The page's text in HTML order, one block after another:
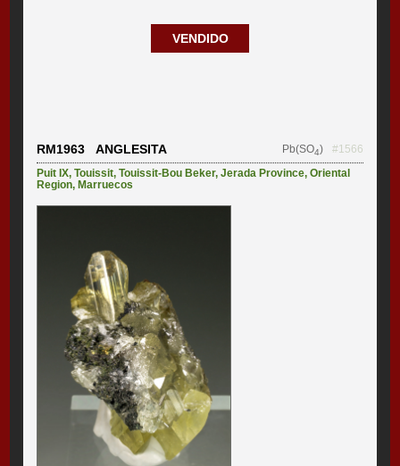
VENDIDO
RM1963 ANGLESITA Pb(SO4)
#1566
Puit IX,Touissit,Touissit-Bou Beker,Jerada Province,Oriental
Region, Marruecos